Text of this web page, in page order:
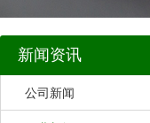
新闻资讯
公司新闻